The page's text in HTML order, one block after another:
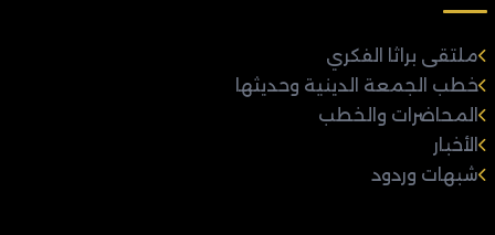
ملتقى براثا الفكري
خطب الجمعة الدينية وحديثها
المحاضرات والخطب
الأخبار
شبهات وردود